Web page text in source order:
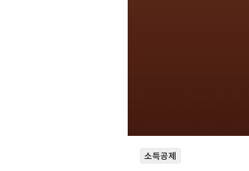
소득공제